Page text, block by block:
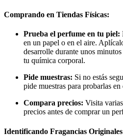
Comprando en Tiendas Físicas:
Prueba el perfume en tu piel:
en un papel o en el aire.
desarrolle durante unos
tu química corporal.
Pide muestras: Si no estás
pide muestras para probarlas
Compara precios: Visita
precios antes de comprar un
Identificando Fragancias